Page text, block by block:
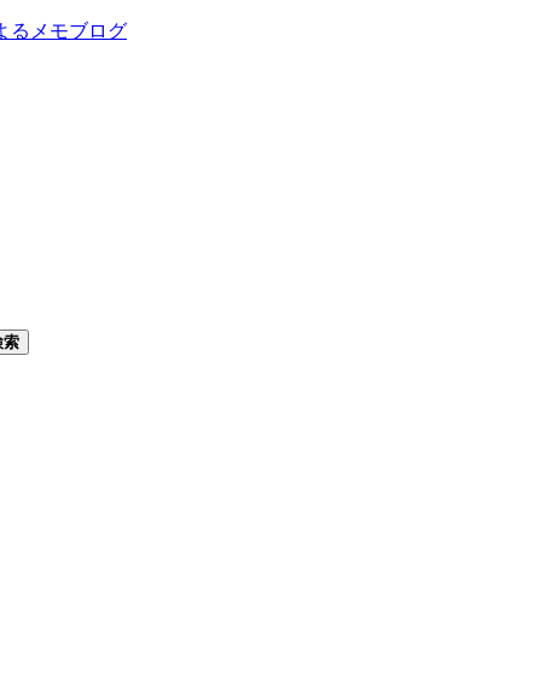
るメモブログ
索